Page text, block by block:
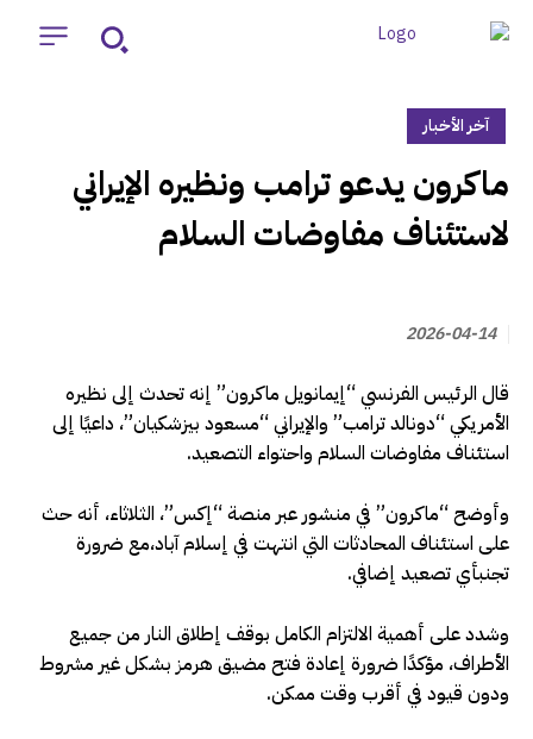
آخر الأخبار
‏ماكرون يدعو ترامب ونظيره الإيراني
لاستئناف مفاوضات السلام
2026-04-14
قال الرئيس الفرنسي “إيمانويل ماكرون” إنه تحدث إلى نظيره
الأمريكي “دونالد ترامب” والإيراني “مسعود بيزشكيان”، داعيًا إلى
استئناف مفاوضات السلام واحتواء التصعيد.
وأوضح “ماكرون” في منشور عبر منصة “إكس”، الثلاثاء، أنه حث
على استئناف المحادثات التي انتهت في إسلام آباد،مع ضرورة
تجنبأي تصعيد إضافي.
وشدد على أهمية الالتزام الكامل بوقف إطلاق النار من جميع
الأطراف، مؤكدًا ضرورة إعادة فتح مضيق هرمز بشكل غير مشروط
ودون قيود في أقرب وقت ممكن.